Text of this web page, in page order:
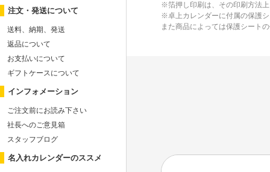
※箔押し印刷は、その印刷方法
※卓上カレンダーに付属の保護
また商品によっては保護シート
注文・発送について
送料、納期、発送
返品について
お支払いについて
ギフトケースについて
インフォメーション
ご注文前にお読み下さい
社長へのご意見箱
スタッフブログ
名入れカレンダーのススメ